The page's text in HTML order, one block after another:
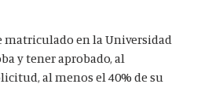
matriculado en la Universidad
y tener aprobado, al
al menos el 40% de su